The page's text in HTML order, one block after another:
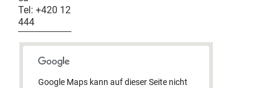
Tel: +420 12
444
Google Maps kann auf dieser Seite nicht